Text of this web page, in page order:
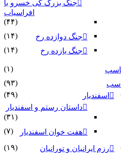
جنگ بزرگ کی خسرو با
افراسیاب
(۴۴)
جنگ دوازده رخ
(۱۴)
جنگ یازده رخ
(۱۴)
(۱)
(۹۳)
اسفندیار
(۴۹)
داستان رستم و اسفندیار
(۳۱)
هفت خوان اسفندیار
(۷)
رزم ایرانیان و تورانیان
(۱۹)